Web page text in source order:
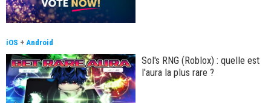
iOS + Android
Sol's RNG (Roblox) : quelle est
l'aura la plus rare ?